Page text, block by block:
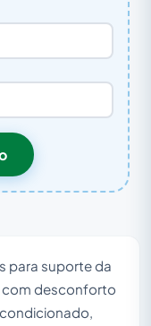
para suporte da
com desconforto